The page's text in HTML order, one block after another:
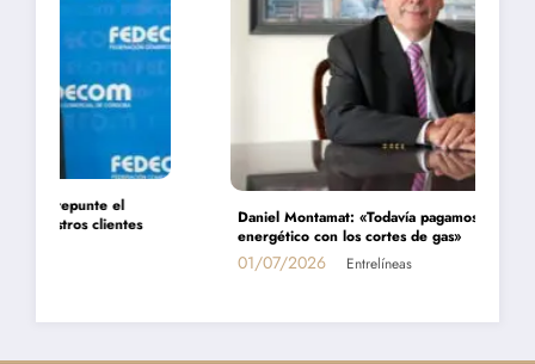
Daniel Montamat: «Todavía pagamos el costo del populismo
energético con los cortes de gas»
Entrelíneas